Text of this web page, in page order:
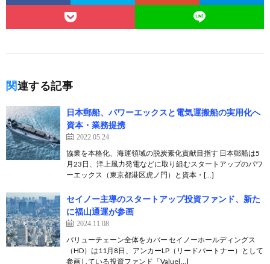
関連する記事
日本郵船、パワーエックスと電気運搬船の実用化へ
資本・業務提携
2022.05.24
協業を本格化、海運領域の脱炭素化貢献目指す 日本郵船は5
月23日、洋上風力発電などに取り組むスタートアップのパワ
ーエックス（東京都港区⻁ノ⾨）と資本・[…]
セイノー主導のスタートアップ投資ファンド、新た
に福山通運が参画
2024.11.08
バリューチェーン全体をカバー セイノーホールディングス
（HD）は11月8日、アンカーLP（リードパートナー）として
参画している投資ファンド「Value[…]